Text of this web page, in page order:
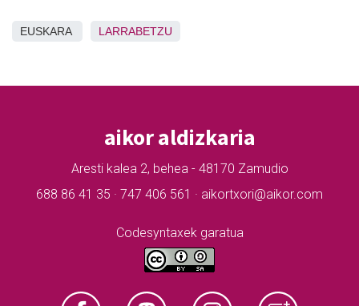
EUSKARA LARRABETZU
aikor aldizkaria
Aresti kalea 2, behea - 48170 Zamudio
688 86 41 35 · 747 406 561 · aikortxori@aikor.com
Codesyntaxek garatua